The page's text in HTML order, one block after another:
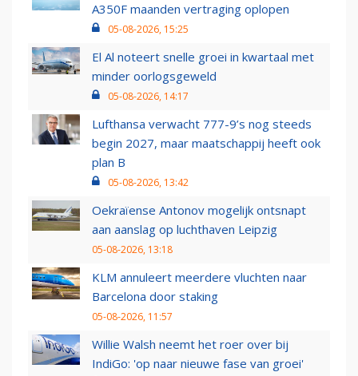
A350F maanden vertraging oplopen
05-08-2026, 15:25
El Al noteert snelle groei in kwartaal met
minder oorlogsgeweld
05-08-2026, 14:17
Lufthansa verwacht 777-9’s nog steeds
begin 2027, maar maatschappij heeft ook
plan B
05-08-2026, 13:42
Oekraïense Antonov mogelijk ontsnapt
aan aanslag op luchthaven Leipzig
05-08-2026, 13:18
KLM annuleert meerdere vluchten naar
Barcelona door staking
05-08-2026, 11:57
Willie Walsh neemt het roer over bij
IndiGo: 'op naar nieuwe fase van groei'